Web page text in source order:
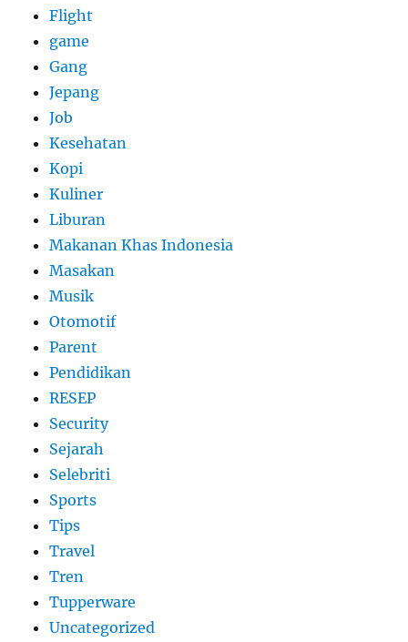
Flight
game
Gang
Jepang
Job
Kesehatan
Kopi
Kuliner
Liburan
Makanan Khas Indonesia
Masakan
Musik
Otomotif
Parent
Pendidikan
RESEP
Security
Sejarah
Selebriti
Sports
Tips
Travel
Tren
Tupperware
Uncategorized